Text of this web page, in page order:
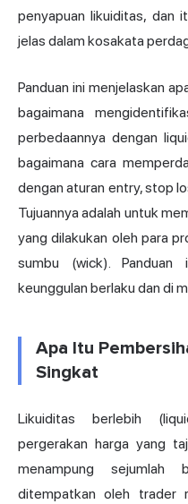
penyapuan likuiditas, dan
jelas dalam kosakata
Panduan ini menjelaskan
bagaimana
perbedaannya dengan
bagaimana cara
dengan aturan entry, stop
Tujuannya adalah untuk
yang dilakukan oleh para
sumbu (wick).
keunggulan berlaku dan di
Apa Itu
Singkat
Likuiditas berlebih
pergerakan harga yang
menampung
ditempatkan oleh trader